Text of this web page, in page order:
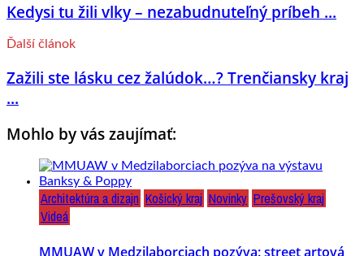
Kedysi tu žili vlky – nezabudnuteľný príbeh ...
Ďalší článok
Zažili ste lásku cez žalúdok…? Trenčiansky kraj
...
Mohlo by vás zaujímať:
Architektúra a dizajn Košický kraj Novinky Prešovský kraj
Videá
MMUAW v Medzilaborciach pozýva: street artová